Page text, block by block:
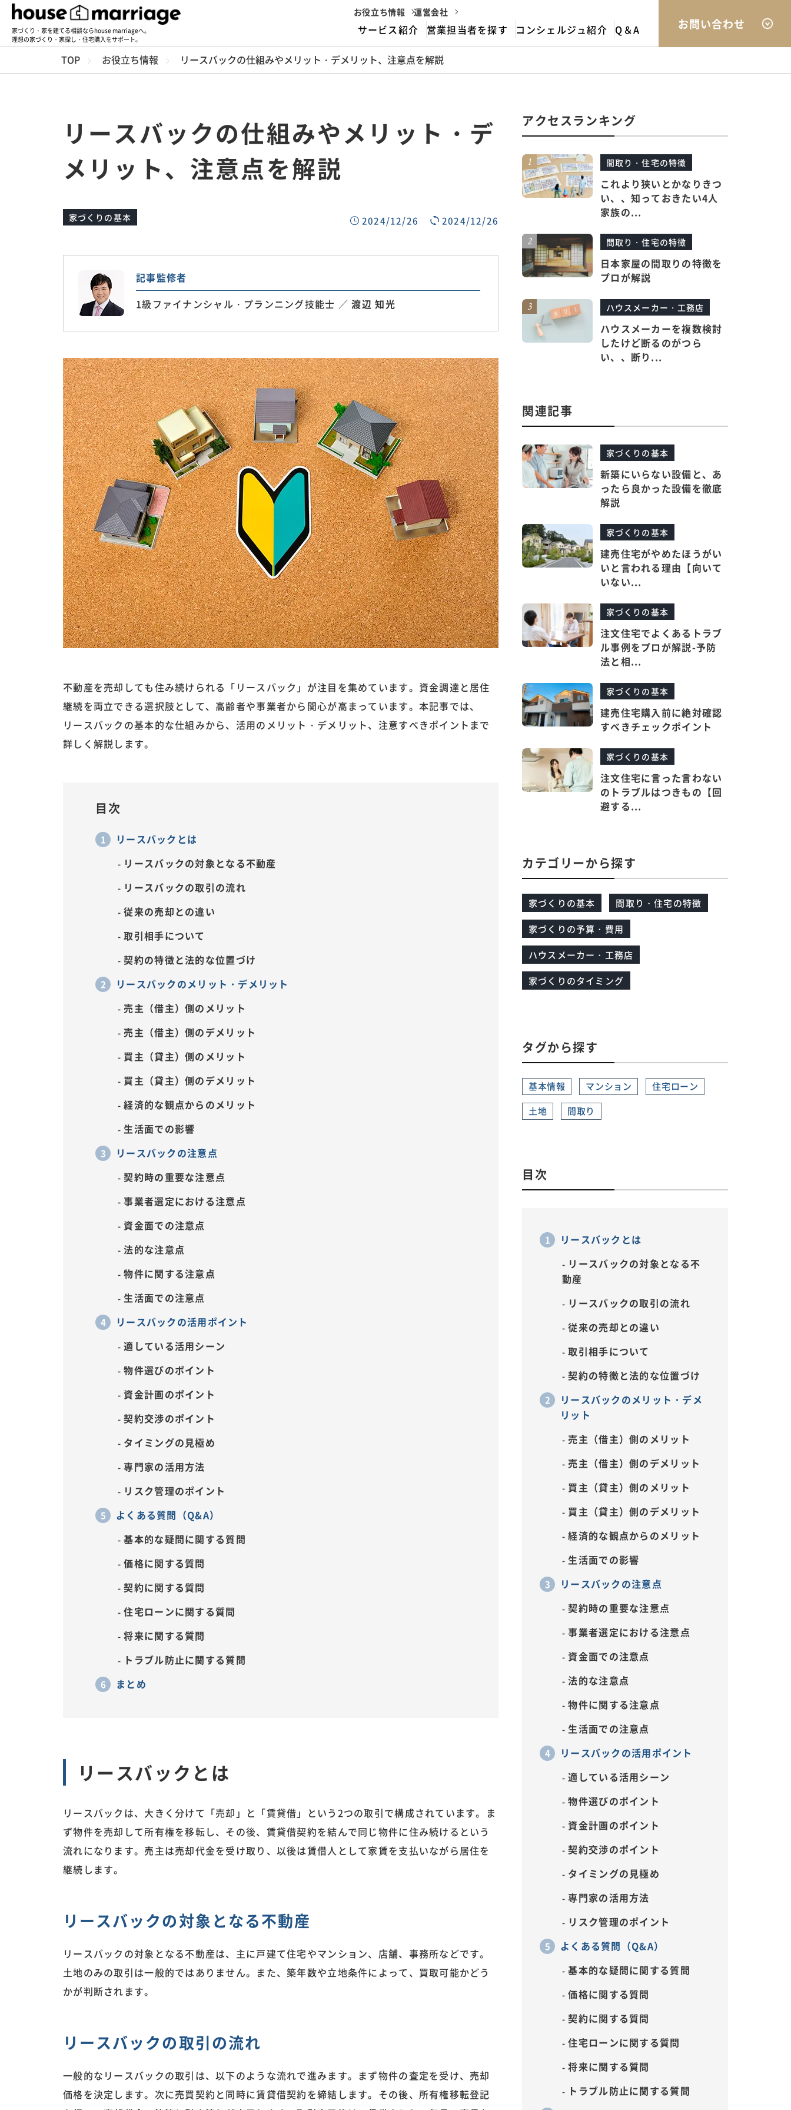
家づくり・家を建てる相談ならhouse marriageへ。
理想の家づくり・家探し・住宅購入をサポート。
お役立ち情報 運営会社
サービス紹介
housemarriageとは
営業担当者を探す コンシェルジュ紹介 Q＆A お問い合わせ
TOP お役立ち情報 リースバックの仕組みやメリット・デメリット、注意点を解説
リースバックの仕組みやメリット・デ
メリット、注意点を解説
家づくりの基本 2024/12/26 2024/12/26
記事監修者
1級ファイナンシャル・プランニング技能士 ／渡辺 知光
不動産を売却しても住み続けられる「リースバック」が注目を集めています。資金調達と居住
継続を両立できる選択肢として、高齢者や事業者から関心が高まっています。本記事では、
リースバックの基本的な仕組みから、活用のメリット・デメリット、注意すべきポイントまで
詳しく解説します。
目次
リースバックとは
リースバックの対象となる不動産
リースバックの取引の流れ
従来の売却との違い
取引相手について
契約の特徴と法的な位置づけ
リースバックのメリット・デメリット
売主（借主）側のメリット
売主（借主）側のデメリット
買主（貸主）側のメリット
買主（貸主）側のデメリット
経済的な観点からのメリット
生活面での影響
リースバックの注意点
契約時の重要な注意点
事業者選定における注意点
資金面での注意点
法的な注意点
物件に関する注意点
生活面での注意点
リースバックの活用ポイント
適している活用シーン
物件選びのポイント
資金計画のポイント
契約交渉のポイント
タイミングの見極め
専門家の活用方法
リスク管理のポイント
よくある質問（Q&A）
基本的な疑問に関する質問
価格に関する質問
契約に関する質問
住宅ローンに関する質問
将来に関する質問
トラブル防止に関する質問
まとめ
リースバックとは
リースバックは、大きく分けて「売却」と「賃貸借」という2つの取引で構成されています。ま
ず物件を売却して所有権を移転し、その後、賃貸借契約を結んで同じ物件に住み続けるという
流れになります。売主は売却代金を受け取り、以後は賃借人として家賃を支払いながら居住を
継続します。
リースバックの対象となる不動産
リースバックの対象となる不動産は、主に戸建て住宅やマンション、店舗、事務所などです。
土地のみの取引は一般的ではありません。また、築年数や立地条件によって、買取可能かどう
かが判断されます。
リースバックの取引の流れ
一般的なリースバックの取引は、以下のような流れで進みます。まず物件の査定を受け、売却
価格を決定します。次に売買契約と同時に賃貸借契約を締結します。その後、所有権移転登記
アクセスランキング
間取り・住宅の特徴
これより狭いとかなりきつ
い、、知っておきたい4人
家族の...
間取り・住宅の特徴
日本家屋の間取りの特徴を
プロが解説
ハウスメーカー・工務店
ハウスメーカーを複数検討
したけど断るのがつら
い、、断り...
関連記事
家づくりの基本
新築にいらない設備と、あ
ったら良かった設備を徹底
解説
家づくりの基本
建売住宅がやめたほうがい
いと言われる理由【向いて
いない...
家づくりの基本
注文住宅でよくあるトラブ
ル事例をプロが解説-予防
法と相...
家づくりの基本
建売住宅購入前に絶対確認
すべきチェックポイント
家づくりの基本
注文住宅に言った言わない
のトラブルはつきもの【回
避する...
カテゴリーから探す
家づくりの基本 間取り・住宅の特徴
家づくりの予算・費用
ハウスメーカー・工務店
家づくりのタイミング
タグから探す
基本情報 マンション
住宅ローン
土地
間取り
目次
リースバックとは
リースバックの対象となる不
動産
リースバックの取引の流れ
従来の売却との違い
取引相手について
契約の特徴と法的な位置づけ
リースバックのメリット・デメ
リット
売主（借主）側のメリット
売主（借主）側のデメリット
買主（貸主）側のメリット
買主（貸主）側のデメリット
経済的な観点からのメリット
生活面での影響
リースバックの注意点
契約時の重要な注意点
事業者選定における注意点
資金面での注意点
法的な注意点
物件に関する注意点
生活面での注意点
リースバックの活用ポイント
適している活用シーン
物件選びのポイント
資金計画のポイント
契約交渉のポイント
タイミングの見極め
専門家の活用方法
リスク管理のポイント
よくある質問（Q&A）
基本的な疑問に関する質問
価格に関する質問
契約に関する質問
住宅ローンに関する質問
将来に関する質問
トラブル防止に関する質問